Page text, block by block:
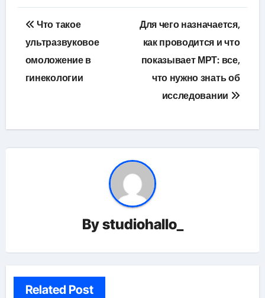
Навигация
по
записям
Что такое
ультразвуковое
омоложение в
гинекологии
Для чего назначается,
как проводится и что
показывает МРТ: все,
что нужно знать об
исследовании
Bystudiohallo_
Related Post